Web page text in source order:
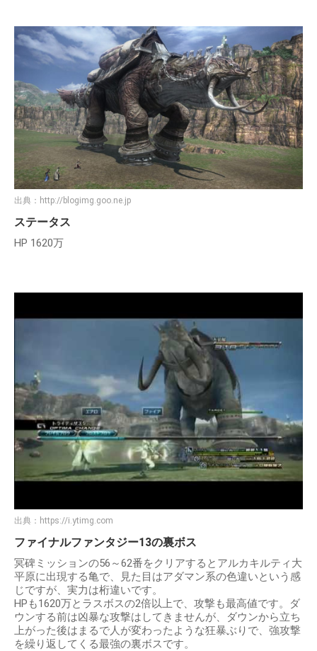
出典： http://blogimg.goo.ne.jp
ステータス
HP 1620万
出典： https://i.ytimg.com
ファイナルファンタジー13の裏ボス
冥碑ミッションの56～62番をクリアするとアルカキルティ大
平原に出現する亀で、見た目はアダマン系の色違いという感
じですが、実力は桁違いです。
HPも1620万とラスボスの2倍以上で、攻撃も最高値です。ダ
ウンする前は凶暴な攻撃はしてきませんが、ダウンから立ち
上がった後はまるで人が変わったような狂暴ぶりで、強攻撃
を繰り返してくる最強の裏ボスです。